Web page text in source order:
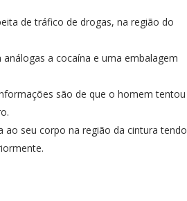
de tráfico de drogas, na região do
a cocaína e uma embalagem
são de que o homem tentou
ao seu corpo na região da cintura tendo